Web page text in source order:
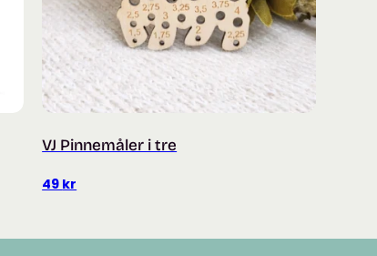
VJ Pinnemåler i tre
49 kr